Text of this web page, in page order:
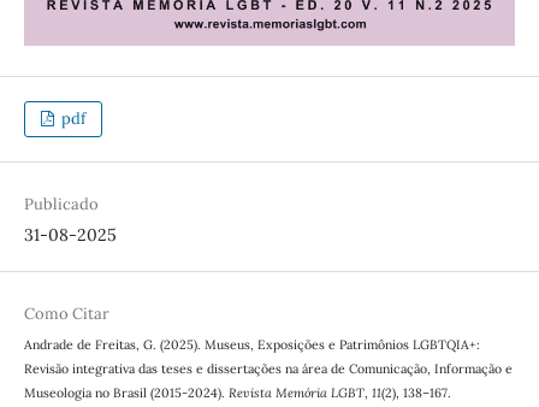
pdf
Publicado
31-08-2025
Como Citar
Andrade de Freitas, G. (2025). Museus, Exposições e Patrimônios LGBTQIA+:
Revisão integrativa das teses e dissertações na área de Comunicação, Informação e
Museologia no Brasil (2015-2024). Revista Memória LGBT, 11(2), 138–167.